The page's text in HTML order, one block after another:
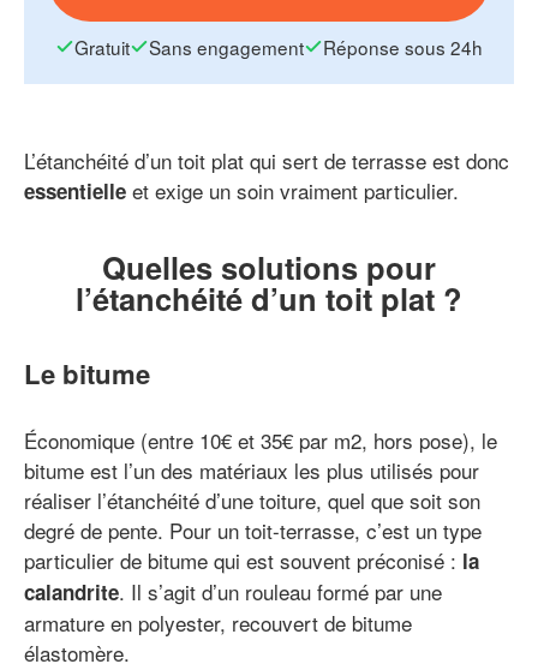
Gratuit Sans engagement Réponse sous 24h
L’étanchéité d’un toit plat qui sert de terrasse est donc
essentielle et exige un soin vraiment particulier.
Quelles solutions pour
l’étanchéité d’un toit plat ?
Le bitume
Économique (entre 10€ et 35€ par m2, hors pose), le
bitume est l’un des matériaux les plus utilisés pour
réaliser l’étanchéité d’une toiture, quel que soit son
degré de pente. Pour un toit-terrasse, c’est un type
particulier de bitume qui est souvent préconisé : la
calandrite. Il s’agit d’un rouleau formé par une
armature en polyester, recouvert de bitume
élastomère.